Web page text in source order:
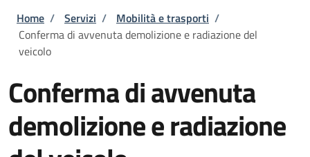
Briciole di pane
Home / Servizi / Mobilità e trasporti /
Conferma di avvenuta demolizione e radiazione del
veicolo
Conferma di avvenuta
demolizione e radiazione